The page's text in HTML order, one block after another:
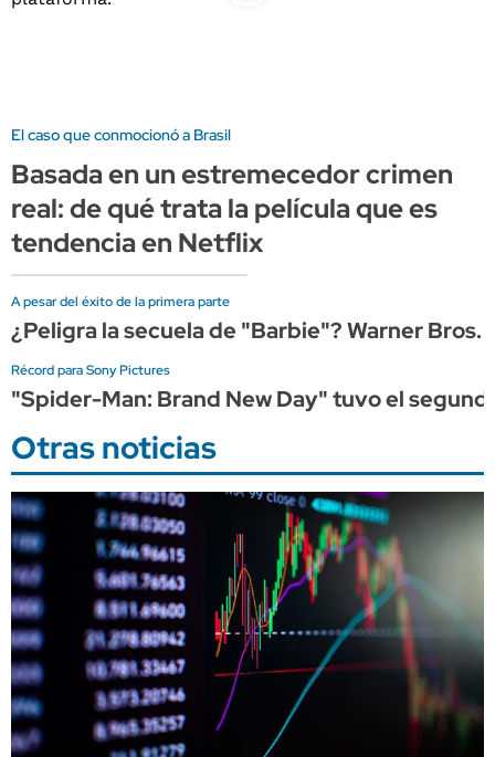
El caso que conmocionó a Brasil
Basada en un estremecedor crimen
real: de qué trata la película que es
tendencia en Netflix
A pesar del éxito de la primera parte
¿Peligra la secuela de "Barbie"? Warner
Récord para Sony Pictures
"Spider-Man: Brand New Day" tuvo el
Otras noticias